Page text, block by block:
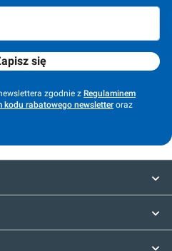
się
zgodnie z Regulaminem
kodu rabatowego newsletter oraz